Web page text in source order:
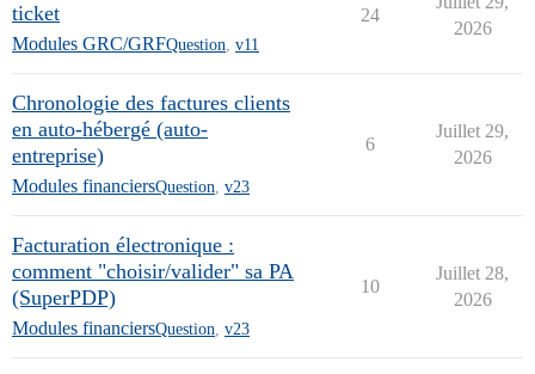
ticket
Modules GRC/GRFQuestion v11
24
2026
Chronologie des factures clients
en auto-hébergé (auto-
entreprise)
Modules financiersQuestion v23
6
Juillet 29,
2026
Facturation électronique :
comment "choisir/valider" sa PA
(SuperPDP)
Modules financiersQuestion v23
10
Juillet 28,
2026